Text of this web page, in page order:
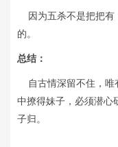
因为五杀不是把把有
的。
总结：
自古情深留不住，唯
中撩得妹子，必须潜心
子归。